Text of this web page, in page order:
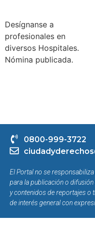
Desígnanse a
profesionales en
diversos Hospitales.
Nómina publicada.
0800-999-3722
El Portal no se
para la publicación o
y contenidos de reportajes o
de interés general con